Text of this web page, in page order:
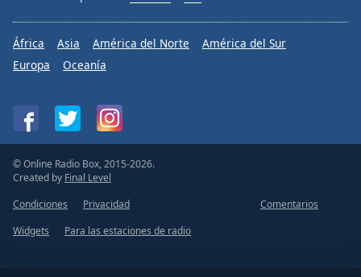
África Asia América del Norte
América del Sur
Europa
Oceanía
© Online Radio Box, 2015-2026.
Created by Final Level
Condiciones
Privacidad
Comentarios
Widgets
Para las estaciones de radio